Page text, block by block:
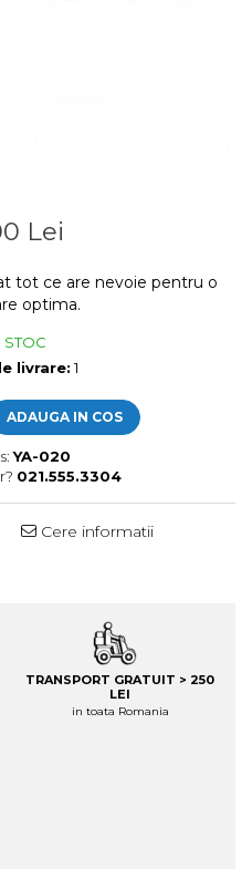
Lei
tot ce are nevoie pentru o
optima.
STOC
livrare:1
ADAUGA IN COS
YA-020
021.555.3304
Cere informatii
TRANSPORT GRATUIT > 250
LEI
in toata Romania